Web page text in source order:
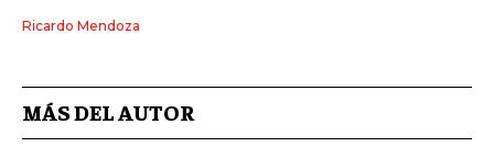
Ricardo Mendoza
MÁS DEL AUTOR